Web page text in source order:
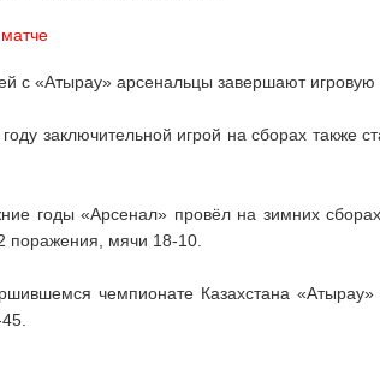
с «Атырау» арсенальцы завершают
заключительной игрой на сборах также
годы «Арсенал» провёл на зимних
поражения, мячи 18-10.
чемпионате Казахстана